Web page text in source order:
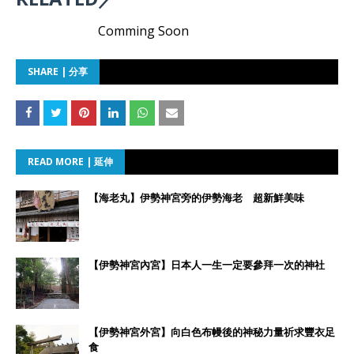
Comming Soon
SHARE | 分享
READ MORE | 延伸
【海老丸】伊勢神宮旁的伊勢海老 超新鮮美味
【伊勢神宮內宮】日本人一生一定要參拜一次的神社
【伊勢神宮外宮】向白色布幔後的神秘力量祈求豐衣足
食